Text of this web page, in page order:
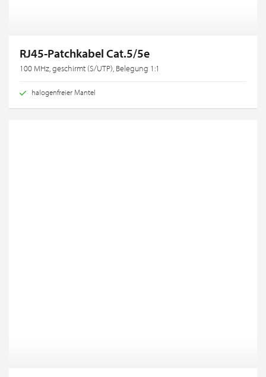
RJ45-Patchkabel Cat.5/5e
100 MHz, geschirmt (S/UTP), Belegung 1:1
halogenfreier Mantel